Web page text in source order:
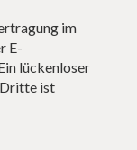
im
E-
lückenloser
ist